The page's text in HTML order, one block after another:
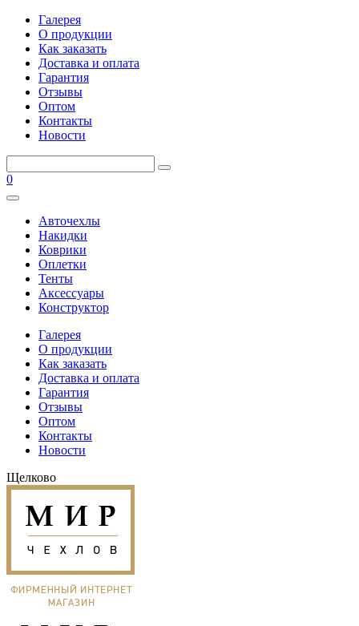
Галерея
О продукции
Как заказать
Доставка и оплата
Гарантия
Отзывы
Оптом
Контакты
Новости
0
Авточехлы
Накидки
Коврики
Оплетки
Тенты
Аксессуары
Конструктор
Галерея
О продукции
Как заказать
Доставка и оплата
Гарантия
Отзывы
Оптом
Контакты
Новости
Щелково